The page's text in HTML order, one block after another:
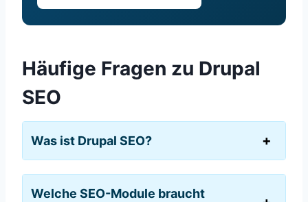
Häufige Fragen zu Drupal
SEO
Was ist Drupal SEO?
Welche SEO-Module braucht